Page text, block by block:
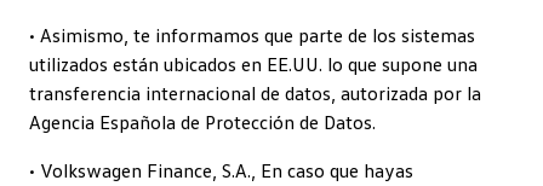
• Asimismo, te informamos que parte de los sistemas
utilizados están ubicados en EE.UU. lo que supone una
transferencia internacional de datos, autorizada por la
Agencia Española de Protección de Datos.
• Volkswagen Finance, S.A., En caso que hayas